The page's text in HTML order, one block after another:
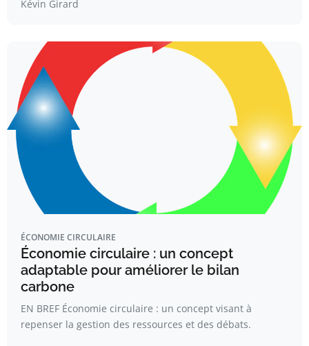
Kévin Girard
ÉCONOMIE CIRCULAIRE
Économie circulaire : un concept
adaptable pour améliorer le bilan
carbone
EN BREF Économie circulaire : un concept visant à
repenser la gestion des ressources et des débats.